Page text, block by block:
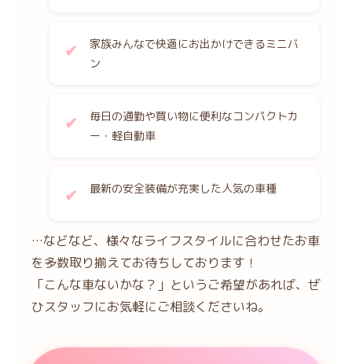
家族みんなで快適にお出かけできるミニバ
ン
毎日の通勤や買い物に便利なコンパクトカ
ー・軽自動車
最新の安全装備が充実した人気の車種
…などなど、様々なライフスタイルに合わせたお車
を多数取り揃えてお待ちしております！
「こんな車ないかな？」というご希望があれば、ぜ
ひスタッフにお気軽にご相談くださいね。